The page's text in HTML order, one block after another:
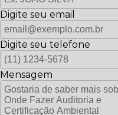
Digite seu email
Digite seu telefone
Mensagem